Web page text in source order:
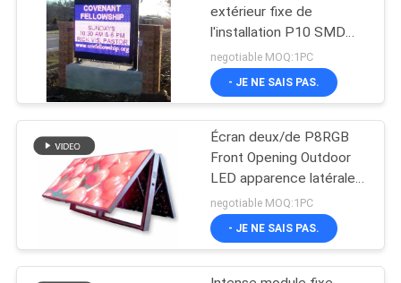
DEMANDEZ
UNE
CITATION
PLAN
SITE
PRIVACY
extérieur fixe de
l'installation P10 SMD
pour la publicité de
panneau d'affichage
negotiable MOQ:1PC
- JE NE SAIS PAS.
Écran deux/de P8RGB
Front Opening Outdoor
LED apparence latérale
simple
negotiable MOQ:1PC
- JE NE SAIS PAS.